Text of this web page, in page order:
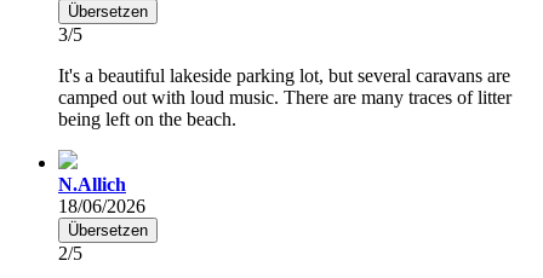
Übersetzen
3/5
It's a beautiful lakeside parking lot, but several caravans are
camped out with loud music. There are many traces of litter
being left on the beach.
N.Allich
18/06/2026
Übersetzen
2/5